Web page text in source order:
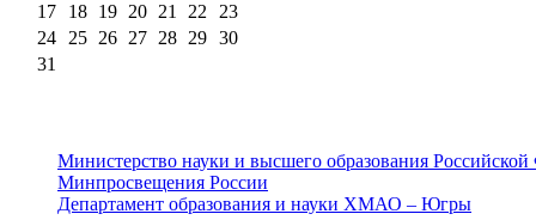
17
18 19 20 21 22
23
24
25 26 27 28 29 30
31
Министерство науки и высшего образования
Минпросвещения России
Департамент образования и науки ХМАО – Югры